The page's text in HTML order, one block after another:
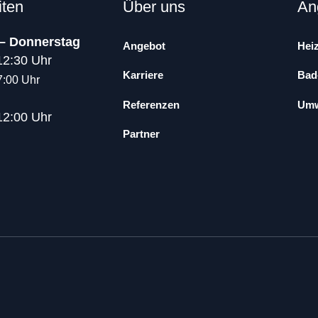
Donnerstag
Uhr
Uhr
Uhr
Über uns
Angebot
Karriere
Referenzen
Partner